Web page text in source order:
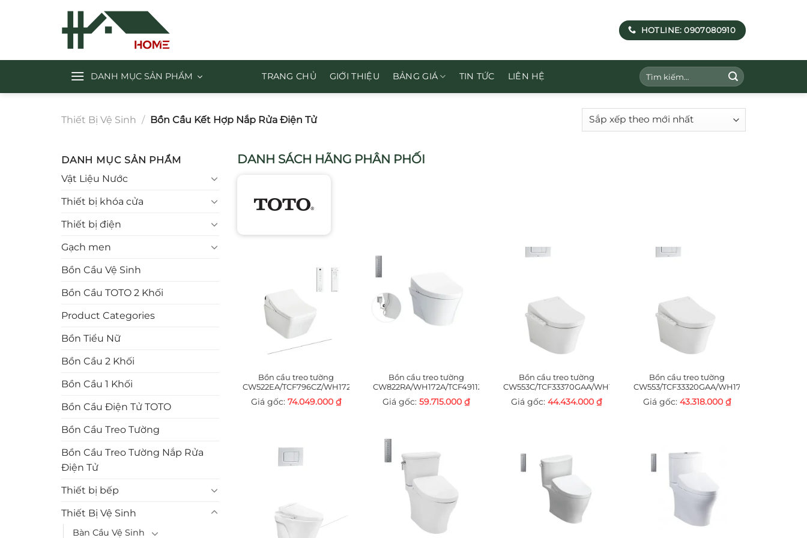
HOTLINE: 0907080910
DANH MỤC SẢN PHẨM TRANG CHỦ GIỚI THIỆU BẢNG GIÁ TIN TỨC LIÊN HỆ
Tìm
kiếm:
Thiết Bị Vệ Sinh / Bồn Cầu Kết Hợp Nắp Rửa Điện Tử
DANH MỤC SẢN PHẨM
Vật Liệu Nước
Thiết bị khóa cửa
Thiết bị điện
Gạch men
Bồn Cầu Vệ Sinh
Bồn Cầu TOTO 2 Khối
Product Categories
Bồn Tiểu Nữ
Bồn Cầu 2 Khối
Bồn Cầu 1 Khối
Bồn Cầu Điện Tử TOTO
Bồn Cầu Treo Tường
Bồn Cầu Treo Tường Nắp Rửa
Điện Tử
Thiết bị bếp
Thiết Bị Vệ Sinh
Bàn Cầu Vệ Sinh
DANH SÁCH HÃNG PHÂN PHỐI
Bồn cầu treo tường
CW522EA/TCF796CZ/WH172AT/MB171M#SS
74.049.000 ₫
Bồn cầu treo tường
CW822RA/WH172A/TCF4911Z/MB170P#SS
59.715.000₫
Bồn cầu treo tường
CW553C/TCF33370GAA/WH172AT/TCA465/MB170P#SS
44.434.000₫
Bồn cầu treo tường
CW553/TCF33320GAA/WH172A/MB170P#SS
43.318.000 ₫